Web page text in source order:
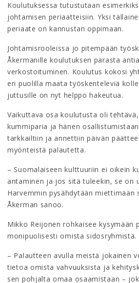
Koulutuksessa tutustutaan
johtamisen periaatteisiin. Yksi
periaate on kannustan oppimaan.
Johtamisrooleissa jo pitempään
Åkermanille koulutuksen parasta
verkostoituminen. Koulutus kokosi
eri puolilla maata työskenteleviä
juttusille on nyt helppo hakeutua.
Vaikuttava osa koulutusta oli
kummiparia ja hänen
tarkkailtiin ja annettiin päivän
myönteistä palautetta.
– Suomalaiseen kulttuuriin ei oikein
antaminen ja jos sitä tuleekin, se on
Harvemmin pysähdytään miettimään
Åkerman sanoo.
Mikko Reijonen rohkaisee kysymään
monipuolisesti omista sidosryhmistä.
– Palautteen avulla meistä jokainen
tietoa omista vahvuuksista ja
sen pohjalta omaa osaamistaan –